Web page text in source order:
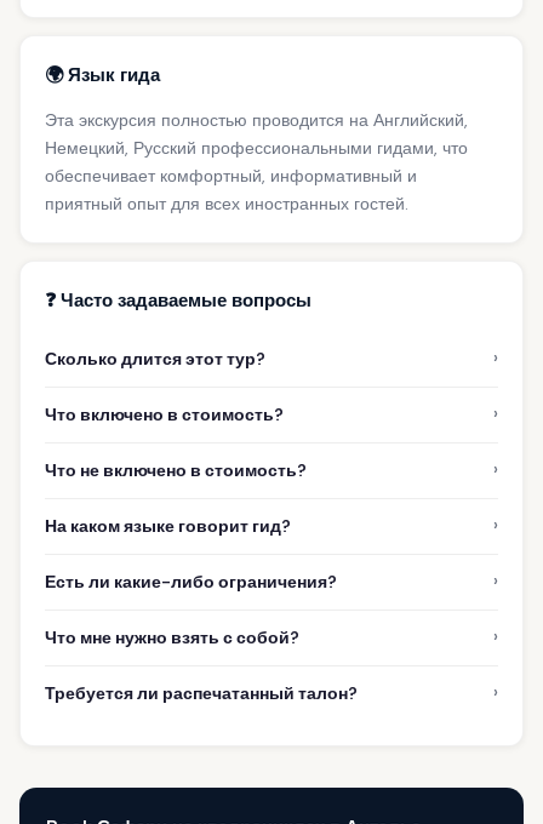
🌍 Язык гида
Эта экскурсия полностью проводится на Английский,
Немецкий, Русский профессиональными гидами, что
обеспечивает комфортный, информативный и
приятный опыт для всех иностранных гостей.
❓ Часто задаваемые вопросы
Сколько длится этот тур? ›
Что включено в стоимость? ›
Что не включено в стоимость? ›
На каком языке говорит гид? ›
Есть ли какие-либо ограничения? ›
Что мне нужно взять с собой? ›
Требуется ли распечатанный талон? ›